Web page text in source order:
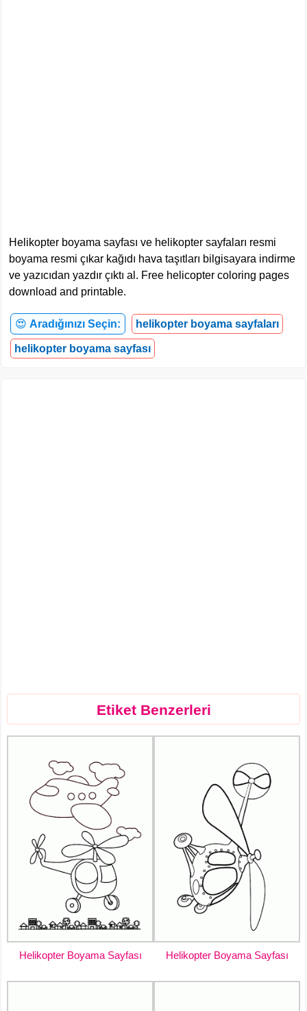
Helikopter boyama sayfası ve helikopter sayfaları resmi
boyama resmi çıkar kağıdı hava taşıtları bilgisayara indirme
ve yazıcıdan yazdır çıktı al. Free helicopter coloring pages
download and printable.
😍 Aradığınızı Seçin: helikopter boyama sayfaları
helikopter boyama sayfası
Etiket Benzerleri
Helikopter Boyama Sayfası Helikopter Boyama Sayfası